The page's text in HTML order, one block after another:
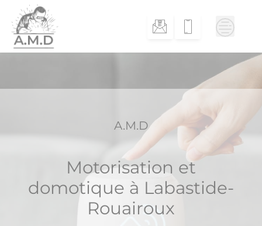
content
A.M.D
Motorisation et
domotique à Labastide-
Rouairoux